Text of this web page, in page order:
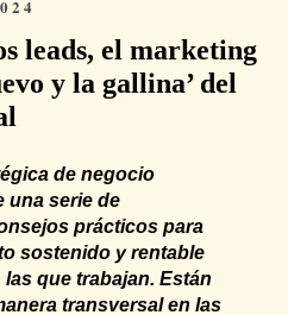
leads, el marketing
y la gallina’ del
de negocio
una serie de
prácticos para
sostenido y rentable
que trabajan. Están
transversal en las